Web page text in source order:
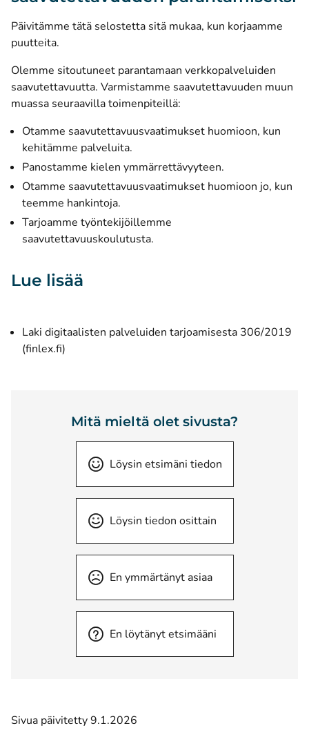
Päivitämme tätä selostetta sitä mukaa, kun korjaamme
puutteita.
Olemme sitoutuneet parantamaan verkkopalveluiden
saavutettavuutta. Varmistamme saavutettavuuden muun
muassa seuraavilla toimenpiteillä:
Otamme saavutettavuusvaatimukset huomioon, kun
kehitämme palveluita.
Panostamme kielen ymmärrettävyyteen.
Otamme saavutettavuusvaatimukset huomioon jo, kun
teemme hankintoja.
Tarjoamme työntekijöillemme
saavutettavuuskoulutusta.
Lue lisää
Laki digitaalisten palveluiden tarjoamisesta 306/2019
(finlex.fi)
Mitä mieltä olet sivusta?
Löysin etsimäni tiedon
Löysin tiedon osittain
En ymmärtänyt asiaa
En löytänyt etsimääni
Sivua päivitetty 9.1.2026